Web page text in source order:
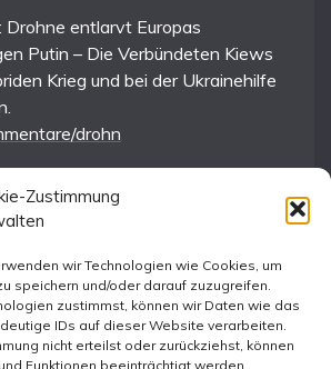
Zustimmung
wir Technologien wie Cookies, um
speichern und/oder darauf zuzugreifen.
zustimmst, können wir Daten wie das
IDs auf dieser Website verarbeiten.
nicht erteilst oder zurückziehst, können
Funktionen beeinträchtigt werden.
Drohne entlarvt Europas
Putin – Die Verbündeten Kiews
Krieg und bei der Ukrainehilfe
drohn